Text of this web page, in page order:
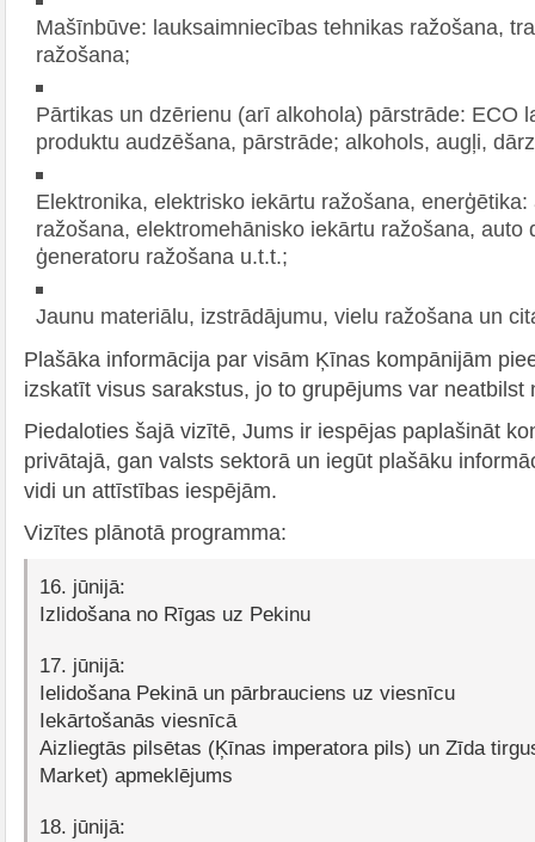
Mašīnbūve: lauksaimniecības tehnikas ražošana,
ražošana;
Pārtikas un dzērienu (arī alkohola) pārstrāde: ECO
produktu audzēšana, pārstrāde; alkohols, augļi,
Elektronika, elektrisko iekārtu ražošana,
ražošana, elektromehānisko iekārtu ražošana, auto
ģeneratoru ražošana u.t.t.;
Jaunu materiālu, izstrādājumu, vielu ražošana un
Plašāka informācija par visām Ķīnas kompānijām
izskatīt visus sarakstus, jo to grupējums var neatbilst
Piedaloties šajā vizītē, Jums ir iespējas paplašināt
privātajā, gan valsts sektorā un iegūt plašāku
vidi un attīstības iespējām.
Vizītes plānotā programma:
16. jūnijā:
Izlidošana no Rīgas uz Pekinu
17. jūnijā:
Ielidošana Pekinā un pārbrauciens uz viesnīcu
Iekārtošanās viesnīcā
Aizliegtās pilsētas (Ķīnas imperatora pils) un Zīda
Market) apmeklējums
18. jūnijā: